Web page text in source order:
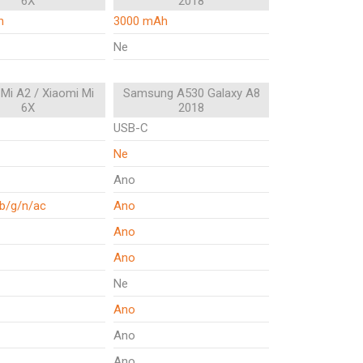
3000 mAh
Ne
A2 / Xiaomi Mi
6X
Samsung A530 Galaxy A8
2018
USB-C
Ne
Ano
g/n/ac
Ano
Ano
Ano
Ne
Ano
Ano